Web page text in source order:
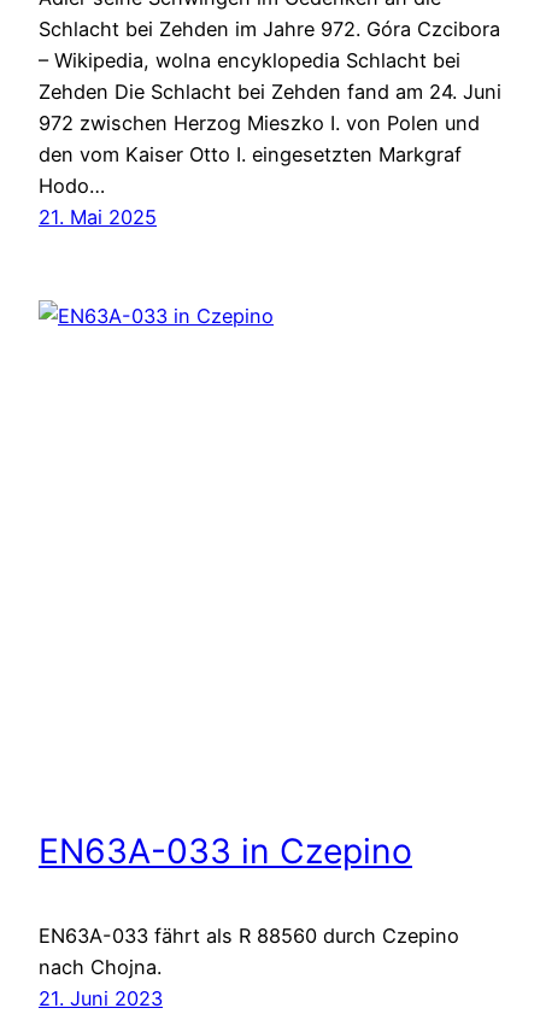
Schlacht bei Zehden im Jahre 972. Góra Czcibora
– Wikipedia, wolna encyklopedia Schlacht bei
Zehden Die Schlacht bei Zehden fand am 24. Juni
972 zwischen Herzog Mieszko I. von Polen und
den vom Kaiser Otto I. eingesetzten Markgraf
Hodo…
21. Mai 2025
EN63A-033 in Czepino
EN63A-033 fährt als R 88560 durch Czepino
nach Chojna.
21. Juni 2023